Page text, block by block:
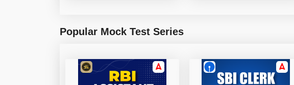
Popular Mock Test Series